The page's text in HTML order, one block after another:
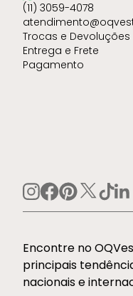
(11) 3059-4078
Trocas e Devoluções
Entrega e Frete
Pagamento
Encontre no
principais
nacionais e